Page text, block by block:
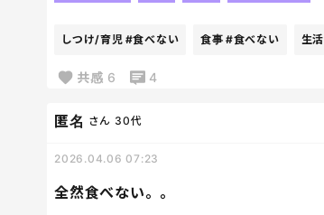
あ、家庭菜園のよさってこういうこと
ホームセンターに売ってる苗買ってこよ
しつけ/育児 #食べない 食事 #食べない 生
共感 6 4
全然食べない。。
匿名 さん 30代
2026.04.06 07:23